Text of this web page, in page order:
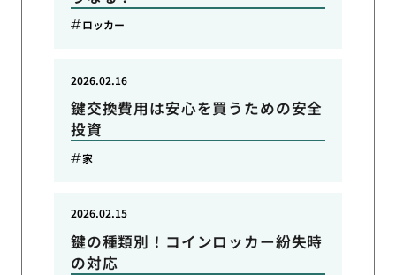
ロッカー
鍵交換費用は安心を買うための安全
投資
2026.02.16
家
鍵の種類別！コインロッカー紛失時
の対応
2026.02.15